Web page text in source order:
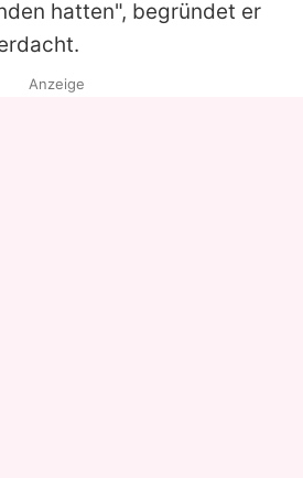
hatten", begründet er
Anzeige